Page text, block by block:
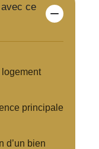
ce
logement
principale
d’un bien